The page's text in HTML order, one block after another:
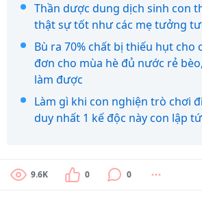
Thần dược dung dịch sinh con
thật sự tốt như các mẹ tưởng
Bù ra 70% chất bị thiếu hụt cho
đơn cho mùa hè đủ nước rẻ
làm được
Làm gì khi con nghiện trò chơi
duy nhất 1 kế độc này con lập
9.6K 0 0